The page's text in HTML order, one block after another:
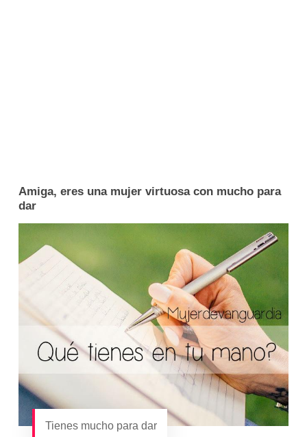
Amiga, eres una mujer virtuosa con mucho para
dar
Tienes mucho para dar